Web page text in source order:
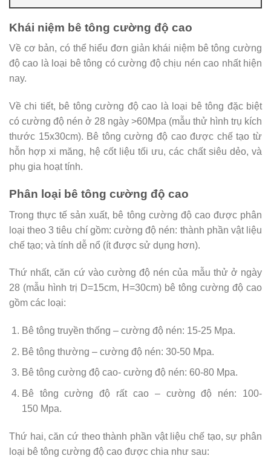
Khái niệm bê tông cường độ cao
Về cơ bản, có thể hiểu đơn giản khái niệm bê tông cường
độ cao là loại bê tông có cường độ chịu nén cao nhất hiện
nay.
Về chi tiết, bê tông cường độ cao là loại bê tông đặc biệt
có cường độ nén ở 28 ngày >60Mpa (mẫu thử hình trụ kích
thước 15x30cm). Bê tông cường độ cao được chế tạo từ
hỗn hợp xi măng, hệ cốt liệu tối ưu, các chất siêu dẻo, và
phụ gia hoạt tính.
Phân loại bê tông cường độ cao
Trong thực tế sản xuất, bê tông cường độ cao được phân
loại theo 3 tiêu chí gồm: cường độ nén: thành phần vật liệu
chế tạo; và tính dễ nổ (ít được sử dụng hơn).
Thứ nhất, căn cứ vào cường độ nén của mẫu thử ở ngày
28 (mẫu hình trị D=15cm, H=30cm) bê tông cường độ cao
gồm các loại:
Bê tông truyền thống – cường độ nén: 15-25 Mpa.
Bê tông thường – cường độ nén: 30-50 Mpa.
Bê tông cường độ cao- cường độ nén: 60-80 Mpa.
Bê tông cường độ rất cao – cường độ nén: 100-
150 Mpa.
Thứ hai, căn cứ theo thành phần vật liệu chế tạo, sự phân
loại bê tông cường độ cao được chia như sau: